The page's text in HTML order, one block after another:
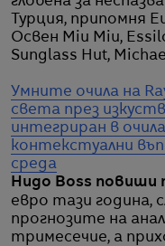
Турция, припомня
Освен Miu Miu,
Sunglass Hut,
Умните очила на
света през
интегриран в
контекстуални
среда
Hugo Boss повиши
евро тази година,
прогнозите на
тримесечие, а